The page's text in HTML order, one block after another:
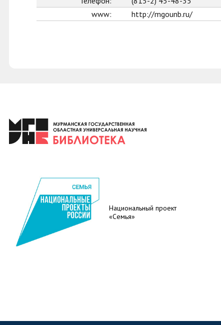
www:
http://mgounb.ru/
Национальный проект
«Семья»